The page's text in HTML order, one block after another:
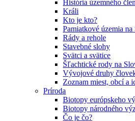
História územného
Králi
Kto je kto?
Pamiatkové územia na
Rády a rehole
Stavebné slohy
Svätci a svätice
Šľachtické rody na
Vývojové druhy
Zoznam miest, obcí a
Príroda
Biotopy európskeho
Biotopy národného
Čo je čo?